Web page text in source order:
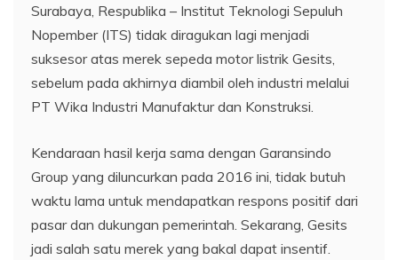
Surabaya, Respublika – Institut Teknologi Sepuluh
Nopember (ITS) tidak diragukan lagi menjadi
suksesor atas merek sepeda motor listrik Gesits,
sebelum pada akhirnya diambil oleh industri melalui
PT Wika Industri Manufaktur dan Konstruksi.
Kendaraan hasil kerja sama dengan Garansindo
Group yang diluncurkan pada 2016 ini, tidak butuh
waktu lama untuk mendapatkan respons positif dari
pasar dan dukungan pemerintah. Sekarang, Gesits
jadi salah satu merek yang bakal dapat insentif.